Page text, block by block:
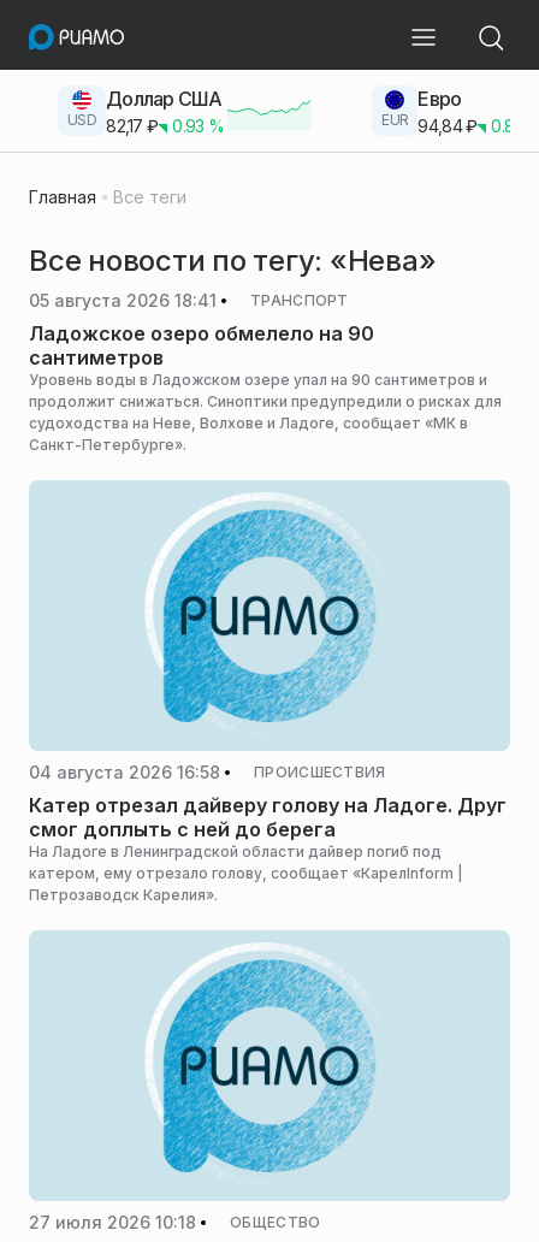
USD
Доллар США
82,17 ₽ 0.93 % EUR
Евро
94,84₽ 0.83
Главная Все теги
Все новости по тегу: «Нева»
05 августа 2026 18:41 ТРАНСПОРТ
Ладожское озеро обмелело на 90
сантиметров
Уровень воды в Ладожском озере упал на 90 сантиметров и
продолжит снижаться. Синоптики предупредили о рисках для
судоходства на Неве, Волхове и Ладоге, сообщает «МК в
Санкт-Петербурге».
04 августа 2026 16:58 ПРОИСШЕСТВИЯ
Катер отрезал дайверу голову на Ладоге. Друг
смог доплыть с ней до берега
На Ладоге в Ленинградской области дайвер погиб под
катером, ему отрезало голову, сообщает «КарелInform |
Петрозаводск Карелия».
27 июля 2026 10:18 ОБЩЕСТВО